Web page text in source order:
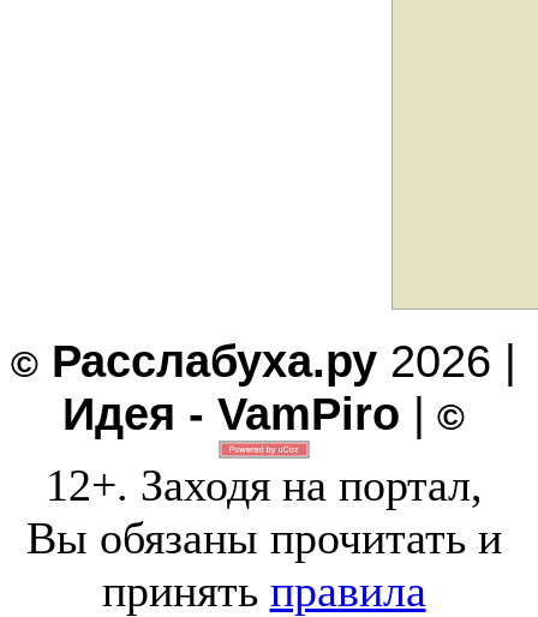
© Расслабуха.ру 2026 |
Идея - VamPiro | ©
12+. Заходя на портал,
Вы обязаны прочитать и
принять правила